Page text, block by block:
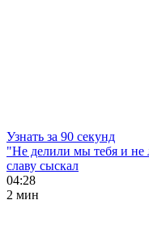
Узнать за 90 секунд
"Не делили мы тебя и
славу сыскал
04:28
2 мин